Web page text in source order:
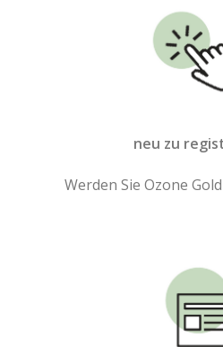
neu zu
Werden Sie Ozone